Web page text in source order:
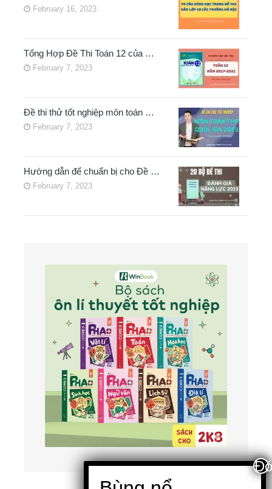
February 16, 2023
Tổng Hợp Đề Thi Toán 12 của …
February 7, 2023
Đề thi thử tốt nghiệp môn toán …
February 7, 2023
Hướng dẫn để chuẩn bị cho Đề …
February 7, 2023